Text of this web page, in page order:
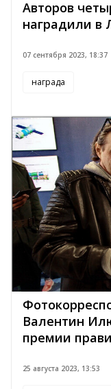
Авторов
наградили в
07 сентября 2023, 18:37
награда
Валентин
премии
25 августа 2023, 13:53